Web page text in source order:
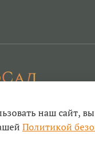
ремонт садовой
наш сайт,
Политикой